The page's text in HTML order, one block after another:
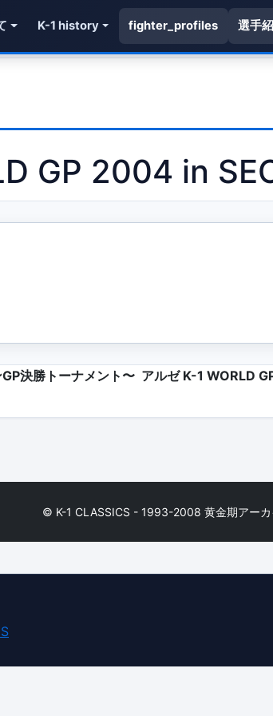
K-1 history fighter_profiles 選手
GP 2004 in
決勝トーナメント〜 アルゼ K-1 WORLD
© K-1 CLASSICS - 1993-2008 黄金期アーカ